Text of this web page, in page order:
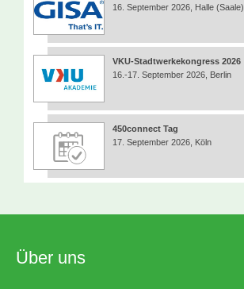
16. September 2026, Halle (Saale)
VKU-Stadtwerkekongress 2026
16.-17. September 2026, Berlin
450connect Tag
17. September 2026, Köln
Über uns